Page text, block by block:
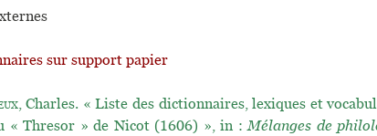
sur support papier
, Charles. « Liste des dictionnaires, lexiques et
« Thresor » de Nicot (1606) », in :Mélanges de